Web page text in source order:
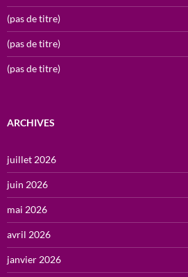
(pas de titre)
(pas de titre)
(pas de titre)
ARCHIVES
juillet 2026
juin 2026
mai 2026
avril 2026
janvier 2026